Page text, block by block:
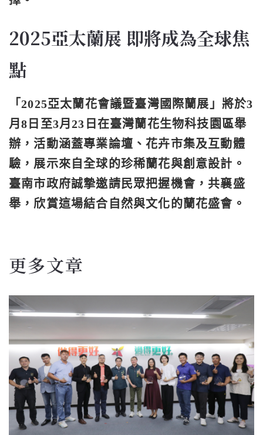
2025亞太蘭展 即將成為全球焦
點
「2025亞太蘭花會議暨臺灣國際蘭展」將於3
月8日至3月23日在臺灣蘭花生物科技園區舉
辦，活動涵蓋專業論壇、花卉市集及互動體
驗，展示來自全球的珍稀蘭花與創意設計。
臺南市政府誠摯邀請民眾把握機會，共襄盛
舉，欣賞這場結合自然與文化的蘭花盛會。
更多文章